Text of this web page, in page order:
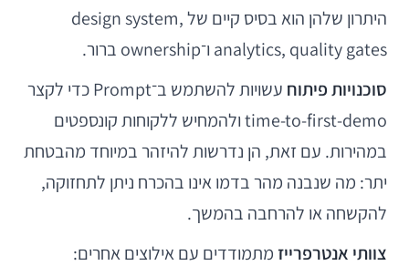
היתרון שלהן הוא בסיס קיים של design system,
analytics, quality gates ו־ownership ברור.
סוכנויות פיתוח
עשויות להשתמש ב־Prompt כדי לקצר
time-to-first-demo ולהמחיש ללקוחות קונספטים
במהירות. עם זאת, הן נדרשות להיזהר במיוחד מהבטחת
יתר: מה שנבנה מהר בדמו אינו בהכרח ניתן לתחזוקה,
להקשחה או להרחבה בהמשך.
צוותי אנטרפרייז מתמודדים עם אילוצים אחרים: